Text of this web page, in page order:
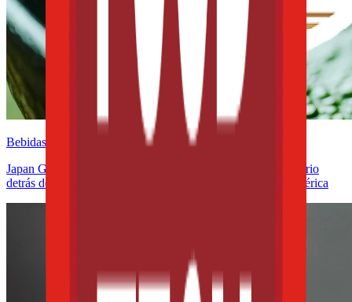
Bebidas
Japan Geographical Indication aplicada al té: el giro regulatorio
detrás del matcha y lo que significa para México y Latinoamérica